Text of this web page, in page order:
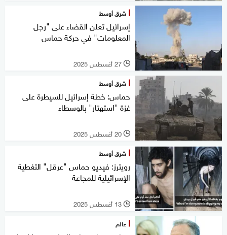
شرق أوسط
إسرائيل تعلن القضاء على "رجل
المعلومات" في حركة حماس
l 27 أغسطس 2025
شرق أوسط
حماس: خطة إسرائيل للسيطرة على
غزة "استهتار" بالوسطاء
l 20 أغسطس 2025
شرق أوسط
رويترز: فيديو حماس "عرقل" التغطية
الإسرائيلية للمجاعة
l 13 أغسطس 2025
عالم